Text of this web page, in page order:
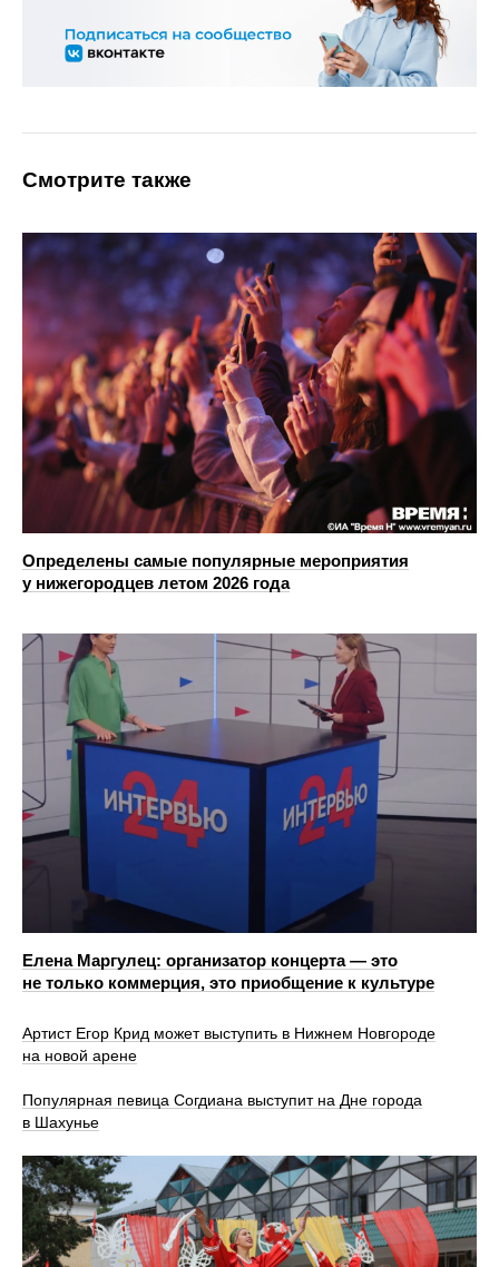
Смотрите также
Определены самые популярные мероприятия
у нижегородцев летом 2026 года
Елена Маргулец: организатор концерта — это
не только коммерция, это приобщение к культуре
Артист Егор Крид может выступить в Нижнем Новгороде
на новой арене
Популярная певица Согдиана выступит на Дне города
в Шахунье